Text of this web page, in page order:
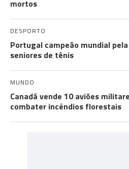
mortos
DESPORTO
Portugal campeão mundial
seniores de ténis
MUNDO
Canadá vende 10 aviões
combater incêndios florestais